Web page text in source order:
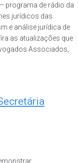
programa de rádio da
jurídicos das
e análise jurídica de
as atualizações que
Associados,